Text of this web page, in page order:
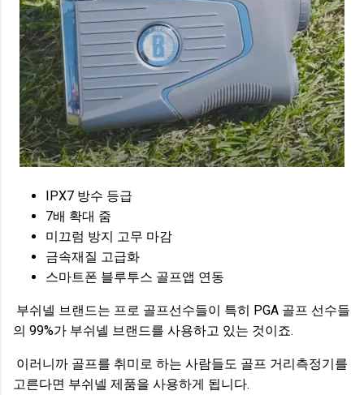
IPX7 방수 등급
7배 확대 줌
미끄럼 방지 고무 마감
금속재질 고급화
스마트폰 블루투스 골프앱 연동
부쉬넬 브랜드는 프로 골프선수들이 특히 PGA 골프 선수들
의 99%가 부쉬넬 브랜드를 사용하고 있는 것이죠.
이러니까 골프를 취미로 하는 사람들도 골프 거리측정기를
고른다면 부쉬넬 제품을 사용하게 됩니다.